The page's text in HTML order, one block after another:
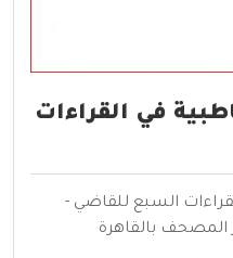
في القراءات
السبع للقاضي -
المصحف بالقاهرة